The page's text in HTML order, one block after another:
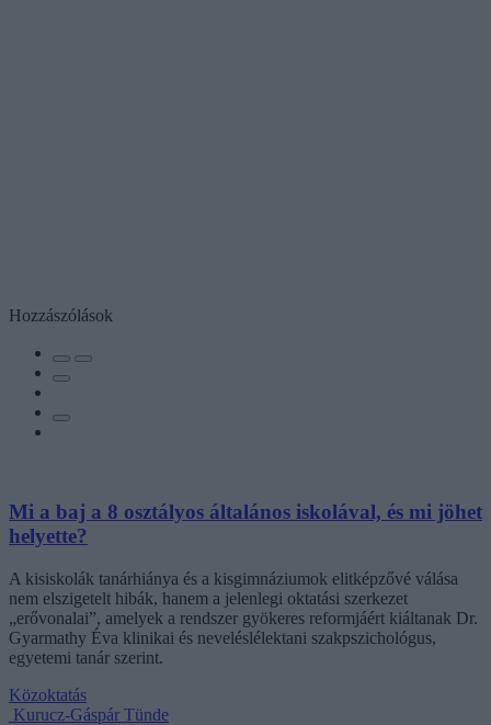
Hozzászólások
Mi a baj a 8 osztályos általános iskolával, és mi jöhet
helyette?
A kisiskolák tanárhiánya és a kisgimnáziumok elitképzővé válása
nem elszigetelt hibák, hanem a jelenlegi oktatási szerkezet
„erővonalai”, amelyek a rendszer gyökeres reformjáért kiáltanak Dr.
Gyarmathy Éva klinikai és neveléslélektani szakpszichológus,
egyetemi tanár szerint.
Közoktatás
Kurucz-Gáspár Tünde